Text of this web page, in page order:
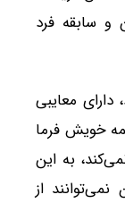
و سابقه فرد
معایبی
خویش فرما
به این
از